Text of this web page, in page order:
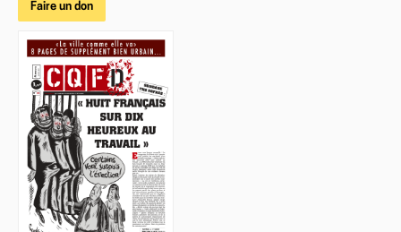
Faire un don